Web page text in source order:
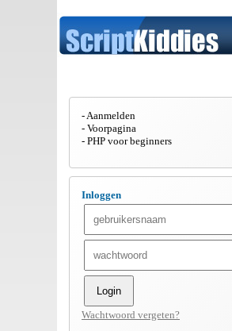
Aanmelden
Voorpagina
PHP voor beginners
Inloggen
Wachtwoord vergeten?